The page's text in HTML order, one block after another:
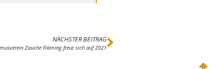
NÄCHSTER BEITRAG
Zauche Fläming freut sich auf 2021